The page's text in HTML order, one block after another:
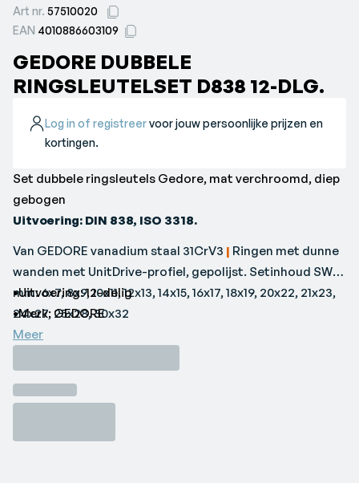
Art nr. 57510020
EAN 4010886603109
GEDORE DUBBELE
RINGSLEUTELSET D838 12-DLG.
Log in of registreervoor jouw persoonlijke prijzen en
kortingen.
Set dubbele ringsleutels Gedore, mat verchroomd, diep
gebogen
Uitvoering: DIN 838, ISO 3318.
Van GEDORE vanadium staal 31CrV3 | Ringen met dunne
wanden met UnitDrive-profiel, gepolijst. Setinhoud SW
mm: 6x7, 8x9, 10x11, 12x13, 14x15, 16x17, 18x19, 20x22, 21x23,
24x27, 25x28, 30x32
•Uitvoering: 12-delig
•Merk: GEDORE
Meer